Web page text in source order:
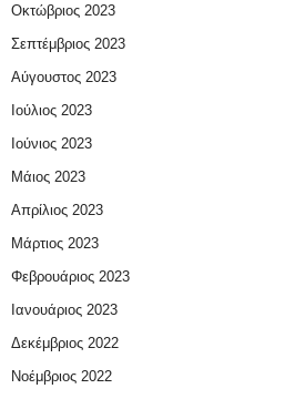
Οκτώβριος 2023
Σεπτέμβριος 2023
Αύγουστος 2023
Ιούλιος 2023
Ιούνιος 2023
Μάιος 2023
Απρίλιος 2023
Μάρτιος 2023
Φεβρουάριος 2023
Ιανουάριος 2023
Δεκέμβριος 2022
Νοέμβριος 2022